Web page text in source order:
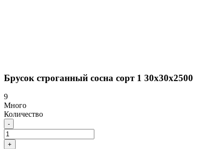
Брусок строганный сосна сорт 1 30х30х2500
9
Много
Количество
-
+